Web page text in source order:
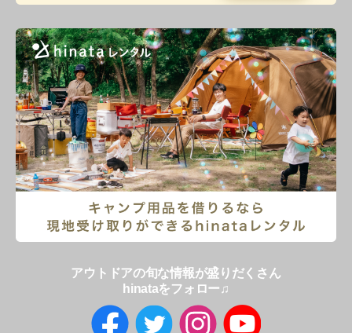
アウトドアの旬な情報が盛りだくさん
hinataをフォロー♫